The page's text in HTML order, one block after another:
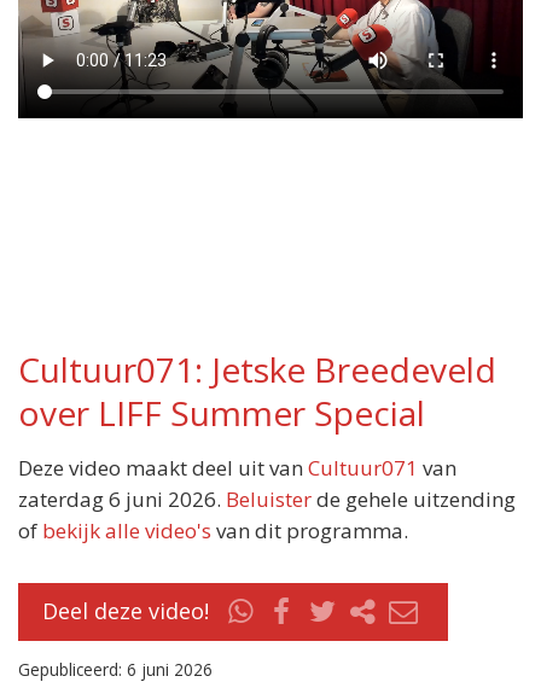
Cultuur071: Jetske Breedeveld
over LIFF Summer Special
Deze video maakt deel uit van Cultuur071 van
zaterdag 6 juni 2026. Beluisterde gehele uitzending
of bekijk alle video's van dit programma.
Deel deze video!
Gepubliceerd: 6 juni 2026